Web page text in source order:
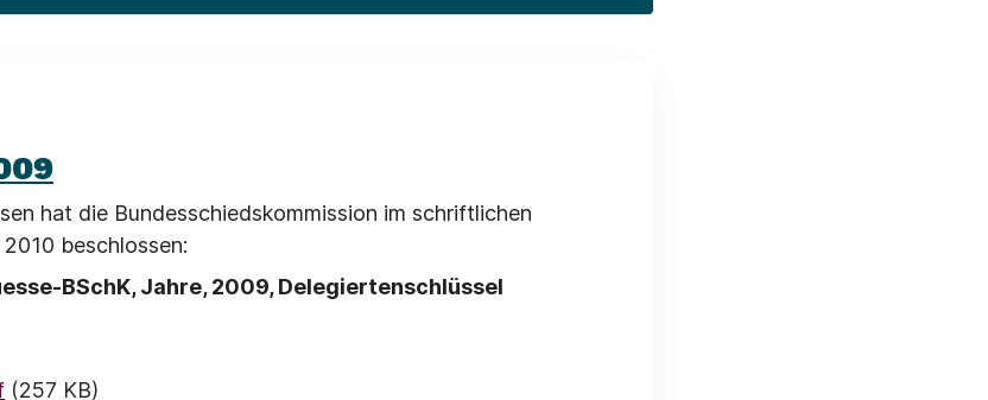
hat die Bundesschiedskommission im schriftlichen
beschlossen:
BSchK, Jahre, 2009, Delegiertenschlüssel
(257 KB)